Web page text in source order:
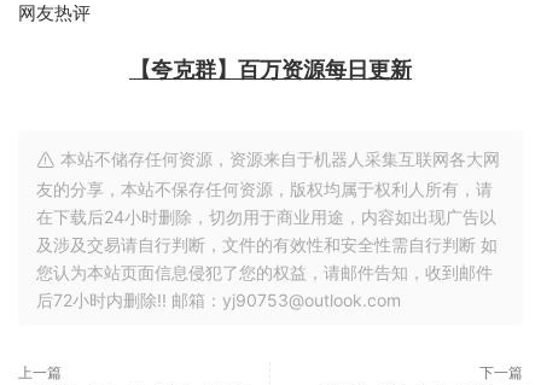
网友热评
【夸克群】百万资源每日更新
本站不储存任何资源，资源来自于机器人采集互联网各大网
友的分享，本站不保存任何资源，版权均属于权利人所有，请
在下载后24小时删除，切勿用于商业用途，内容如出现广告以
及涉及交易请自行判断，文件的有效性和安全性需自行判断 如
您认为本站页面信息侵犯了您的权益，请邮件告知，收到邮件
后72小时内删除!! 邮箱：yj90753@outlook.com
上一篇 下一篇